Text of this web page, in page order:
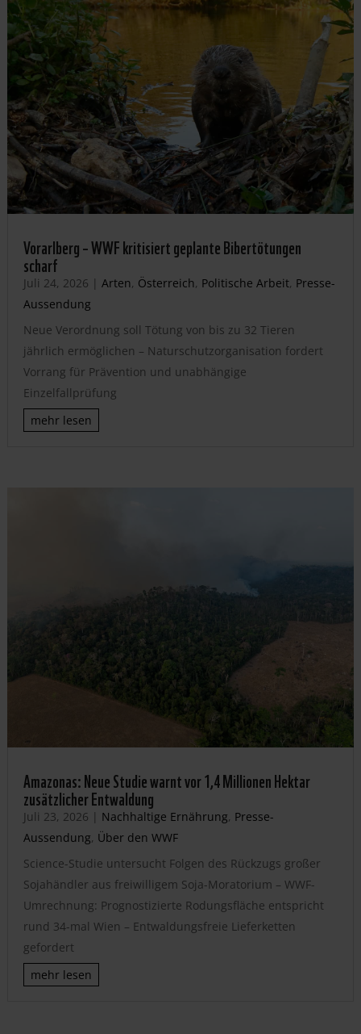
Vorarlberg – WWF kritisiert geplante Bibertötungen
scharf
Juli 24, 2026 | Arten, Österreich, Politische Arbeit, Presse-
Aussendung
Neue Verordnung soll Tötung von bis zu 32 Tieren
jährlich ermöglichen – Naturschutzorganisation fordert
Vorrang für Prävention und unabhängige
Einzelfallprüfung
mehr lesen
Amazonas: Neue Studie warnt vor 1,4 Millionen Hektar
zusätzlicher Entwaldung
Juli 23, 2026 | Nachhaltige Ernährung, Presse-
Aussendung, Über den WWF
Science-Studie untersucht Folgen des Rückzugs großer
Sojahändler aus freiwilligem Soja-Moratorium – WWF-
Umrechnung: Prognostizierte Rodungsfläche entspricht
rund 34-mal Wien – Entwaldungsfreie Lieferketten
gefordert
mehr lesen